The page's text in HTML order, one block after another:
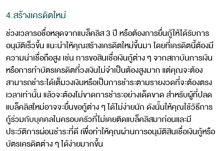
4.สร้างเครดิตใหม่
ช่วงเวลารอชื่อหลุดจากแบล็คลิส 3 ปี หรือต้องการยื่นกู้ให้ได้รับการ
อนุมัติเร็วขึ้น แนะนำให้คุณสร้างเครดิตใหม่ขึ้นมา โดยที่เครดิตนี้ต้องมี
ความน่าเชื่อถือสูง เช่น การขอสินเชื่อเงินกู้ต่าง ๆ จากสถาบันการเงิน
หรือการทำบัตรเครดิตที่วงเงินไม่จำเป็นต้องสูงมาก แต่คุณจะต้อง
สามารถชำระได้เต็มวงเงินหรือเป็นการชำระตามรายงวดที่จะต้องตรง
เวลาเท่านั้น แล้วจะต้องไม่ขาดการชำระอย่างเด็ดขาด สำหรับผู้ที่ปลด
แบล็คลิสใหม่อาจจะยื่นขอกู้ต่าง ๆ ได้ไม่ง่ายนัก ดังนั้นให้คุณใช้วิธีการ
กู้ร่วมกับบุคคลในครอบครัวที่ไม่เคยติดแบล็คลิสมาก่อนและมี
ประวัติการผ่อนชำระที่ดี เพื่อทำให้คุณผ่านการอนุมัติสินเชื่อเงินกู้หรือ
บัตรเครดิตต่าง ๆ ได้ง่ายมากขึ้น